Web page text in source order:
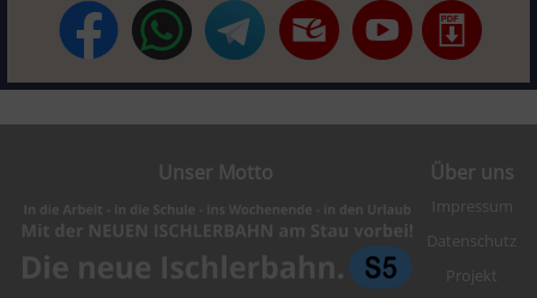
Unser Motto Über uns
Impressum
Datenschutz
Projekt